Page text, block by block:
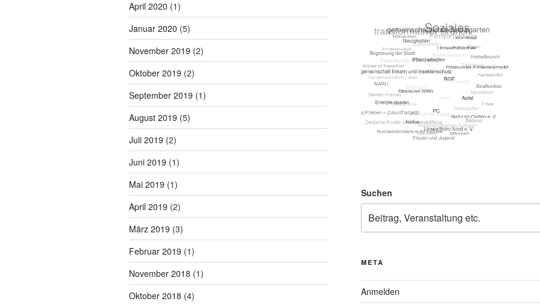
April 2020 (1)
Januar 2020 (5)
November 2019 (2)
Oktober 2019 (2)
September 2019 (1)
August 2019 (5)
Juli 2019 (2)
Juni 2019 (1)
Mai 2019 (1)
April 2019 (2)
März 2019 (3)
Februar 2019 (1)
November 2018 (1)
Oktober 2018 (4)
Suchen
META
Anmelden